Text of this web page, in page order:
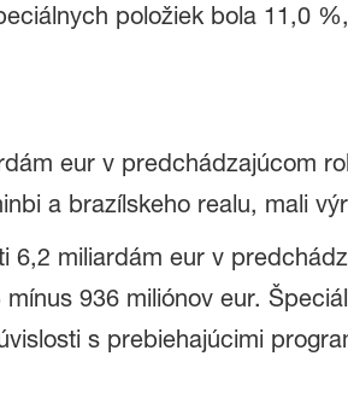
položiek bola 11,0
eur v predchádzajúcom
a brazílskeho realu, mali
miliardám eur v
936 miliónov eur.
s prebiehajúcimi